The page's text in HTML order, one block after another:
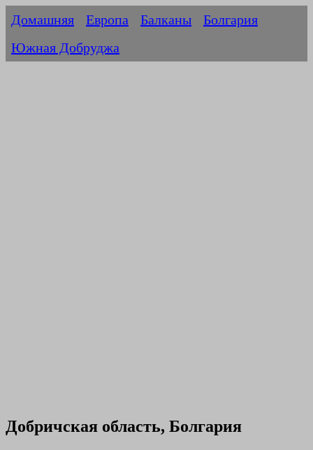
Домашняя Европа Балканы
Болгария
Южная Добруджа
Добричская область, Болгария